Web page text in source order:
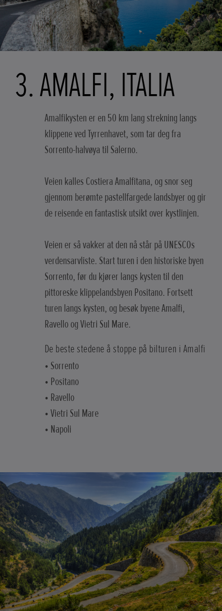
3. AMALFI, ITALIA
Amalfikysten er en 50 km lang strekning langs
klippene ved Tyrrenhavet, som tar deg fra
Sorrento-halvøya til Salerno.
Veien kalles Costiera Amalfitana, og snor seg
gjennom berømte pastellfargede landsbyer og gir
de reisende en fantastisk utsikt over kystlinjen.
Veien er så vakker at den nå står på UNESCOs
verdensarvliste. Start turen i den historiske byen
Sorrento, før du kjører langs kysten til den
pittoreske klippelandsbyen Positano. Fortsett
turen langs kysten, og besøk byene Amalfi,
Ravello og Vietri Sul Mare.
De beste stedene å stoppe på bilturen i Amalfi
• Sorrento
• Positano
• Ravello
• Vietri Sul Mare
• Napoli